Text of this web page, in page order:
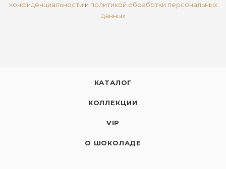
конфиденциальности и политикой обработки персональных
данных
КАТАЛОГ
КОЛЛЕКЦИИ
VIP
О ШОКОЛАДЕ